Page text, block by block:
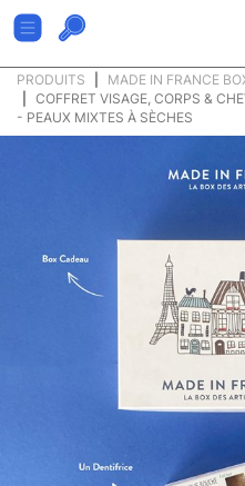
PRODUITS MADE IN FRANCE
COFFRET VISAGE, CORPS &
- PEAUX MIXTES À SÈCHES